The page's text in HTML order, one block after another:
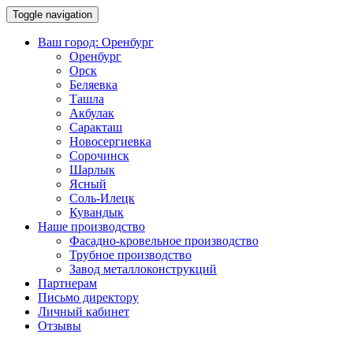
Toggle navigation
Ваш город: Оренбург
Оренбург
Орск
Беляевка
Ташла
Акбулак
Саракташ
Новосергиевка
Сорочинск
Шарлык
Ясный
Соль-Илецк
Кувандык
Наше производство
Фасадно-кровельное производство
Трубное производство
Завод металлоконструкций
Партнерам
Письмо директору
Личный кабинет
Отзывы